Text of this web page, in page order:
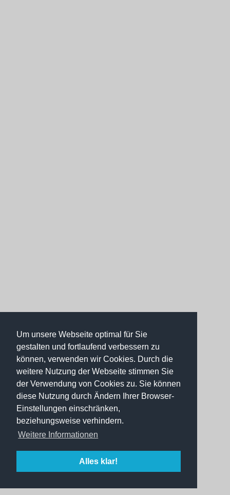
Um unsere Webseite optimal für Sie
gestalten und fortlaufend verbessern zu
können, verwenden wir Cookies. Durch die
weitere Nutzung der Webseite stimmen Sie
der Verwendung von Cookies zu. Sie können
diese Nutzung durch Ändern Ihrer Browser-
Einstellungen einschränken,
beziehungsweise verhindern.
Weitere Informationen
Alles klar!